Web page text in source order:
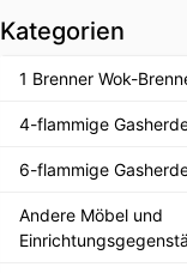
Kategorien
1 Brenner Wok-
4-flammige
6-flammige
Andere Möbel und